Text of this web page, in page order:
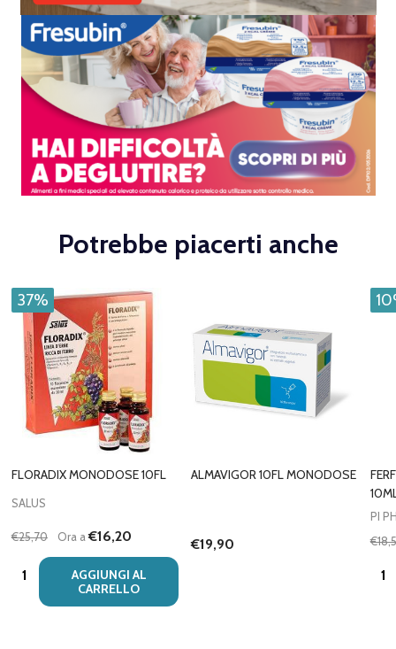
Potrebbe piacerti anche
37%
FLORADIX MONODOSE 10FL
SALUS
€25,70 Ora a€16,20
Quantità:
AGGIUNGI AL
CARRELLO
ALMAVIGOR 10FL MONODOSE
€19,90
PI